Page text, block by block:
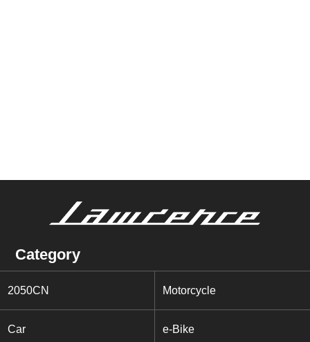
Category
2050CN Motorcycle
Car e-Bike